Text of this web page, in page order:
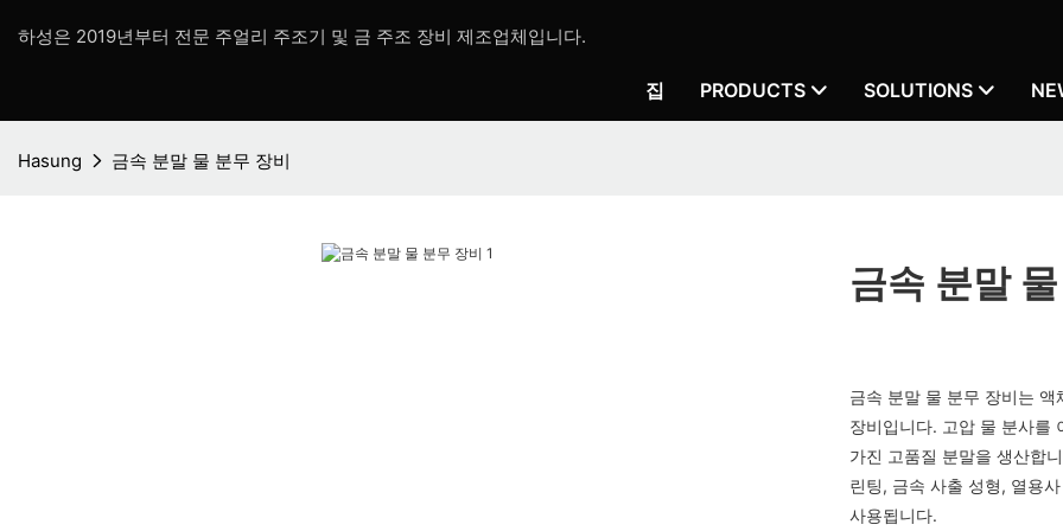
하성은 2019년부터 전문 주얼리 주조기 및 금 주조 장비 제조업체입니다.
집 PRODUCTS SOLUTIONS
Hasung 금속 분말 물 분무 장비
금속 분말
금속 분말 물 분무 장비는
장비입니다. 고압 물 분사를
가진 고품질 분말을 생산합
린팅, 금속 사출 성형, 열용
사용됩니다.